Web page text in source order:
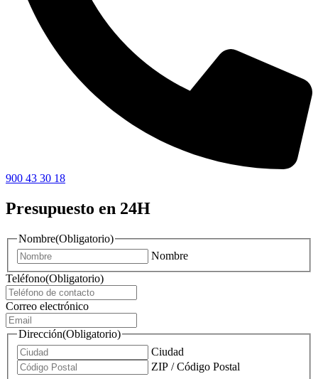
900 43 30 18
Presupuesto en 24H
Nombre(Obligatorio)
Nombre
Teléfono(Obligatorio)
Correo electrónico
Dirección(Obligatorio)
Ciudad
ZIP / Código Postal